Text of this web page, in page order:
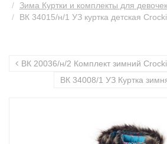
Зима Куртки и комплекты для девочек
ВК 34015/н/1 УЗ куртка детcкая
ВК 20036/н/2 Комплект зимний
ВК 34008/1 УЗ Куртка